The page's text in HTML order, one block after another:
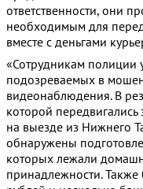
ответственности, они
необходимым для
вместе с деньгами
«Сотрудникам полиции
подозреваемых в
видеонаблюдения. В
которой
на выезде из Нижнего
обнаружены
которых лежали
принадлежности.